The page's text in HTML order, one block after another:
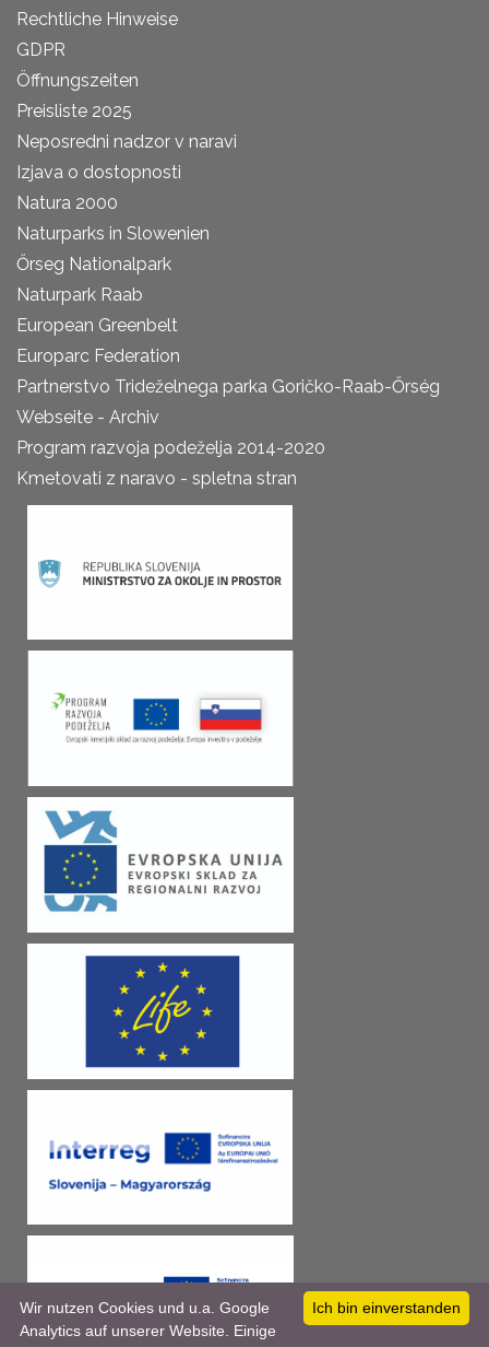
Rechtliche Hinweise
GDPR
Öffnungszeiten
Preisliste 2025
Neposredni nadzor v naravi
Izjava o dostopnosti
Natura 2000
Naturparks in Slowenien
Őrseg Nationalpark
Naturpark Raab
European Greenbelt
Europarc Federation
Partnerstvo Trideželnega parka Goričko-Raab-Őrség
Webseite - Archiv
Program razvoja podeželja 2014-2020
Kmetovati z naravo - spletna stran
Ich bin einverstanden
Wir nutzen Cookies und u.a. Google
Analytics auf unserer Website. Einige